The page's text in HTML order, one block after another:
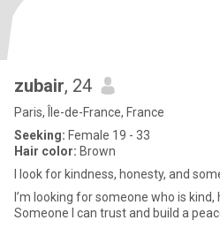
zubair, 24
Paris, Île-de-France, France
Seeking: Female 19 - 33
Hair color: Brown
I look for kindness, honesty, and
I’m looking for someone who is
Someone I can trust and build a